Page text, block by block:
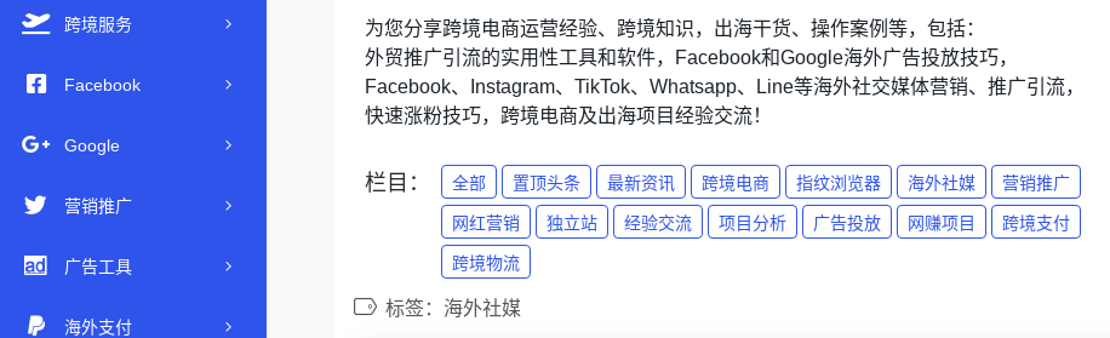
跨境服务
Facebook
Google
营销推广
广告工具
海外支付
为您分享跨境电商运营经验、跨境知识，出海干货、操作案例等，包括：
外贸推广引流的实用性工具和软件，Facebook和Google海外广告投放技巧，
Facebook、Instagram、TikTok、Whatsapp、Line等海外社交媒体营销、推广引流，
快速涨粉技巧，跨境电商及出海项目经验交流！
栏目： 全部 置顶头条 最新资讯 跨境电商 指纹浏览器 海外社媒 营销推广
网红营销 独立站 经验交流 项目分析 广告投放 网赚项目 跨境支付
跨境物流
标签：海外社媒